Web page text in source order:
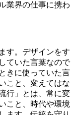
業界の仕事に携わ
す。デザインをす
ていた言葉なので
きに使っていた言
こと、変えてはな
行」とは、常に変
こと、時代や環境